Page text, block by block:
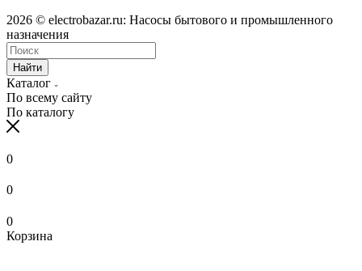
2026 © electrobazar.ru: Насосы бытового и промышленного
назначения
Найти
Каталог
По всему сайту
По каталогу
0
0
0
Корзина